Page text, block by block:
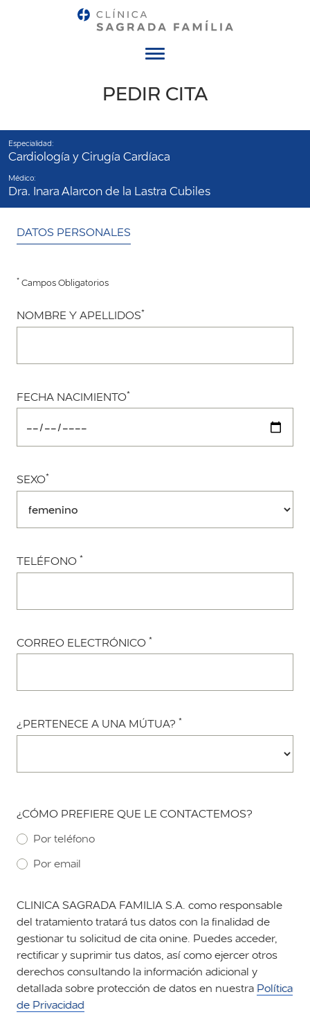
PEDIR CITA
Especialidad:
Cardiología y Cirugía Cardíaca
Médico:
Dra. Inara Alarcon de la Lastra Cubiles
DATOS PERSONALES
* Campos Obligatorios
NOMBRE Y APELLIDOS*
FECHA NACIMIENTO*
SEXO*
TELÉFONO *
CORREO ELECTRÓNICO *
¿PERTENECE A UNA MÚTUA? *
¿CÓMO PREFIERE QUE LE CONTACTEMOS?
Por teléfono
Por email
CLINICA SAGRADA FAMILIA S.A. como responsable
del tratamiento tratará tus datos con la finalidad de
gestionar tu solicitud de cita onine. Puedes acceder,
rectificar y suprimir tus datos, así como ejercer otros
derechos consultando la información adicional y
detallada sobre protección de datos en nuestra Política
de Privacidad